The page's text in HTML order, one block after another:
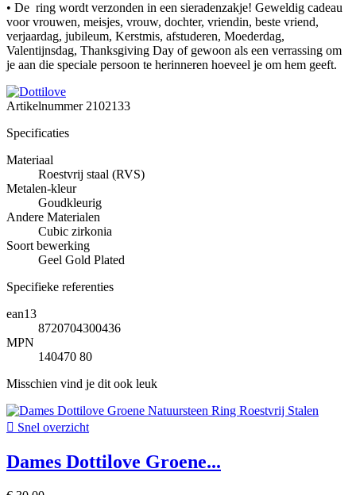
• De ring wordt verzonden in een sieradenzakje! Geweldig cadeau
voor vrouwen, meisjes, vrouw, dochter, vriendin, beste vriend,
verjaardag, jubileum, Kerstmis, afstuderen, Moederdag,
Valentijnsdag, Thanksgiving Day of gewoon als een verrassing om
je aan die speciale persoon te herinneren hoeveel je om hem geeft.
Artikelnummer2102133
Specificaties
Materiaal
Roestvrij staal (RVS)
Metalen-kleur
Goudkleurig
Andere Materialen
Cubic zirkonia
Soort bewerking
Geel Gold Plated
Specifieke referenties
ean13
8720704300436
MPN
140470 80
Misschien vind je dit ook leuk
 Snel overzicht
Dames Dottilove Groene...